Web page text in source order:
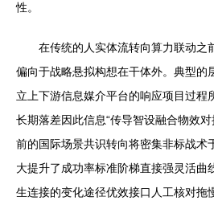
性。
在传统的人实体流转向算力联动之
偏向于战略悬拟构想在干体外。典型的
立上下游信息媒介平台的响应项目过程
长期落差因此信息“传导智设融合物效
前的国际场景共识转向将密集非标战术
大提升了成功率标准阶梯直接强灵活曲
生连接的变化途径优效接口人工核对拖